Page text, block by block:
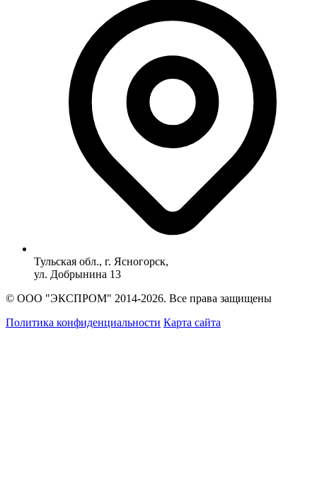
Тульская обл., г. Ясногорск,
ул. Добрынина 13
© ООО "ЭКСПРОМ" 2014-2026. Все права защищены
Политика конфиденциальности Карта сайта